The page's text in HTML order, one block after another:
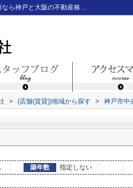
神戸市中央区籠池通の店舗一覧｜神戸三宮のテナント・貸店舗・貸事務所なら神戸と大阪の不動産株式会社
> (店舗(賃貸))地域から探す > 神戸市中
築年数
指定しない